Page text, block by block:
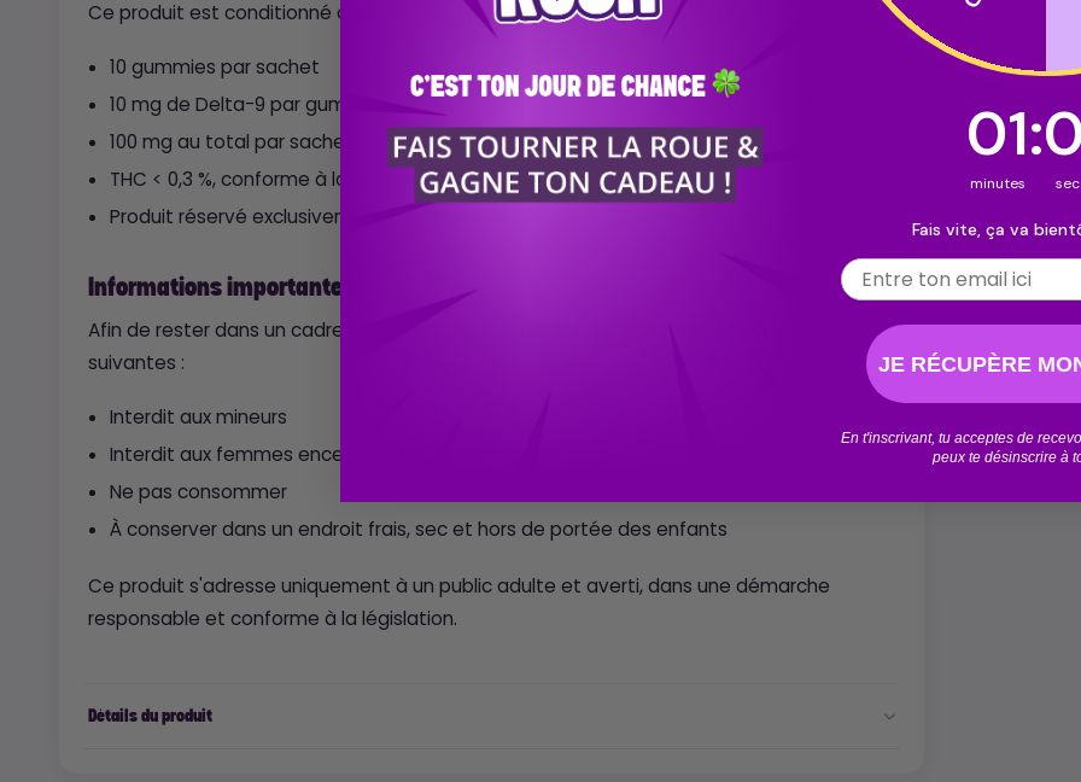
Ce produit est conditionné avec soin et répond à des standards stricts :
10 gummies par sachet
10 mg de Delta-9 par gummy
100 mg au total par sachet
THC < 0,3 %, conforme à la réglementation
Produit réservé exclusivement aux adultes
Informations importantes
Afin de rester dans un cadre légal strict, il est impératif de respecter les consignes
suivantes :
Interdit aux mineurs
Interdit aux femmes enceintes ou allaitantes
Ne pas consommer
À conserver dans un endroit frais, sec et hors de portée des enfants
Ce produit s'adresse uniquement à un public adulte et averti, dans une démarche
responsable et conforme à la législation.
Détails du produit
00
minutes
:58
Fais vite, ça va
Email
JE RÉCUPÈRE
En t'inscrivant, tu acceptes de
peux te désinscrire à